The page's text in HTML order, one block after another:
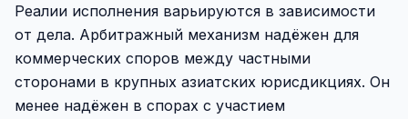
Реалии исполнения варьируются в зависимости
от дела. Арбитражный механизм надёжен для
коммерческих споров между частными
сторонами в крупных азиатских юрисдикциях. Он
менее надёжен в спорах с участием